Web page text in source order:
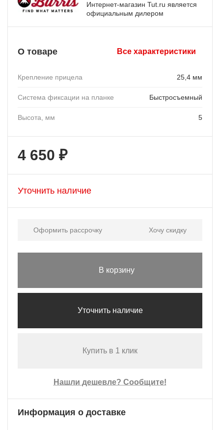
Интернет-магазин Tut.ru является
официальным дилером
О товаре Все характеристики
Крепление прицела 25,4 мм
Система фиксации на планке Быстросъемный
Высота, мм 5
4 650 ₽
Уточнить наличие
Оформить рассрочку Хочу скидку
В корзину
Уточнить наличие
Купить в 1 клик
Нашли дешевле? Сообщите!
Информация о доставке